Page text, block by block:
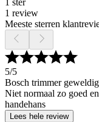
1 ster
1 review
Meeste sterren
5/5
Bosch trimmer geweldig
Niet normaal zo goed
handehans
Lees hele review